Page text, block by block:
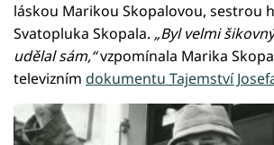
láskou Marikou Skopalovou, sestrou
Svatopluka Skopala. „Byl velmi
udělal sám,“vzpomínala Marika
televizním dokumentu Tajemství